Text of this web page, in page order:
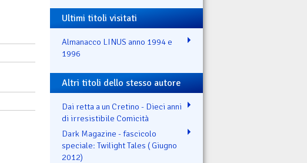
Ultimi titoli visitati
Almanacco LINUS anno 1994 e
1996
Altri titoli dello stesso autore
Dai retta a un Cretino - Dieci anni
di irresistibile Comicità
Dark Magazine - fascicolo
speciale: Twilight Tales ( Giugno
2012)